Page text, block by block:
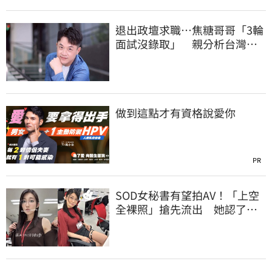
退出政壇求職…焦糖哥哥「3輪
面試沒錄取」 親分析台灣職
做到這點才有資格說愛你
PR
SOD女秘書有望拍AV！「上空
全裸照」搶先流出 她認了：